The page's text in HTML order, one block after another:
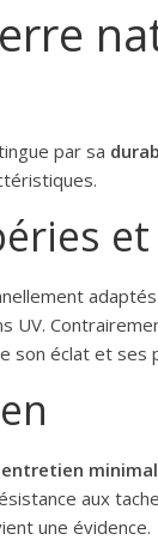
par sa
et
UV.
son éclat et ses
entretien minimal
aux
une évidence.